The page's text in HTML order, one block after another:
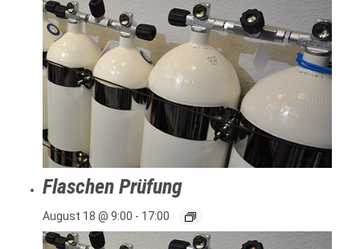
Flaschen Prüfung
August 18 @ 9:00 - 17:00